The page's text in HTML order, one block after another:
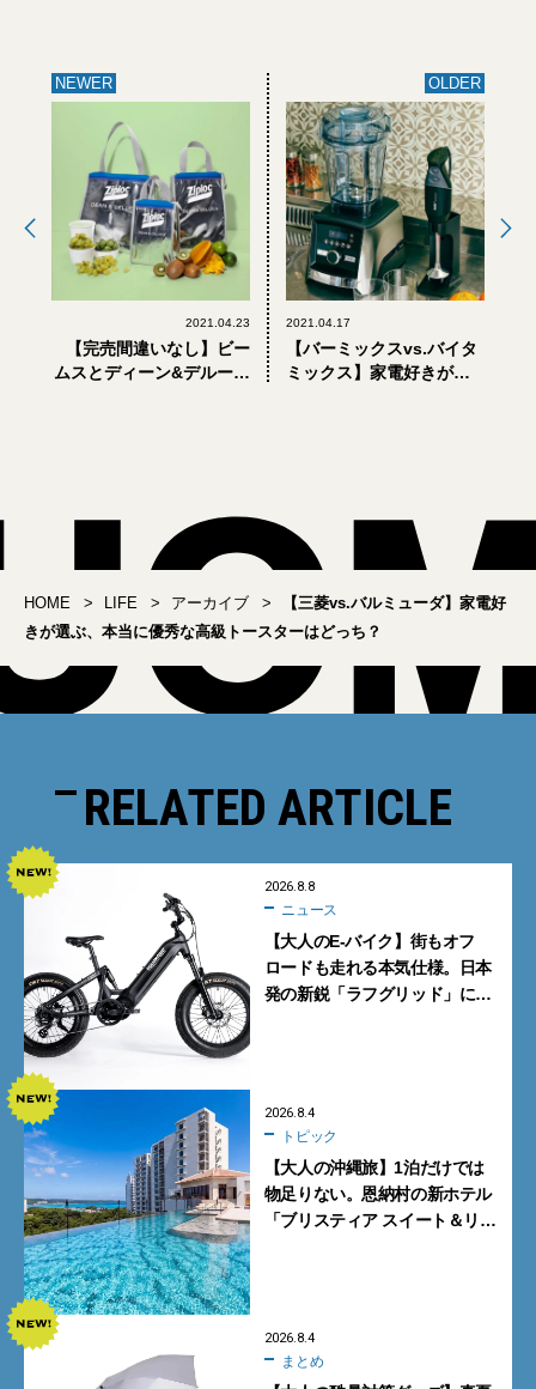
NEWER
2021.04.23
【完売間違いなし】ビー
ムスとディーン&デルーカ
OLDER
2021.04.17
【バーミックスvs.バイタ
ミックス】家電好きが選
HOME LIFE アーカイブ
【三菱vs.バルミューダ】家電好
きが選ぶ、本当に優秀な高級トースターはどっち？
RELATED ARTICLE
2026.8.8
ニュース
【大人のE-バイク】街もオフ
ロードも走れる本気仕様。日本
発の新鋭「ラフグリッド」に注
2026.8.4
トピック
【大人の沖縄旅】1泊だけでは
物足りない。恩納村の新ホテル
「ブリスティア スイート＆リ
2026.8.4
まとめ